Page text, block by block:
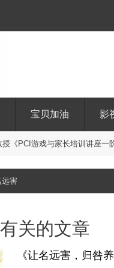
宝贝加油 影
授 《 PC 游戏与家长培训 讲座一
远害
关的文章
《让名远害，归咎